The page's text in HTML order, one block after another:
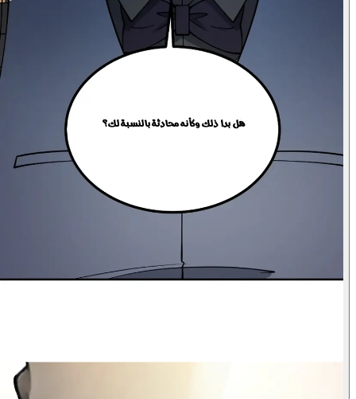
أوه، هذا منطقي!
هل بدا ذلك وكأنه محادثة بالنسبة لك؟